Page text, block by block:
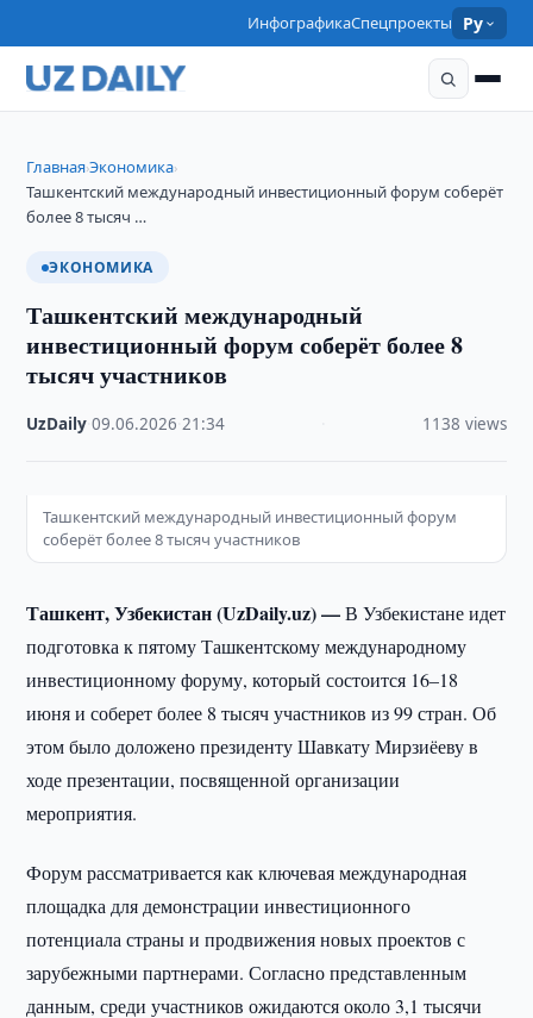
ИнфографикаСпецпроекты Ру
Главная›Экономика›
Ташкентский международный инвестиционный форум соберёт
более 8 тысяч …
ЭКОНОМИКА
Ташкентский международный
инвестиционный форум соберёт более 8
тысяч участников
UzDaily ·09.06.2026 ·21:34 1138 views
Ташкентский международный инвестиционный форум
соберёт более 8 тысяч участников
Ташкент, Узбекистан (UzDaily.uz) —В Узбекистане идет
подготовка к пятому Ташкентскому международному
инвестиционному форуму, который состоится 16–18
июня и соберет более 8 тысяч участников из 99 стран. Об
этом было доложено президенту Шавкату Мирзиёеву в
ходе презентации, посвященной организации
мероприятия.
Форум рассматривается как ключевая международная
площадка для демонстрации инвестиционного
потенциала страны и продвижения новых проектов с
зарубежными партнерами. Согласно представленным
данным, среди участников ожидаются около 3,1 тысячи